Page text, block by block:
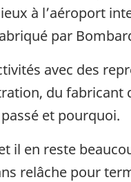
à l’aéroport
par
avec des
du
et pourquoi.
il en reste
relâche pour